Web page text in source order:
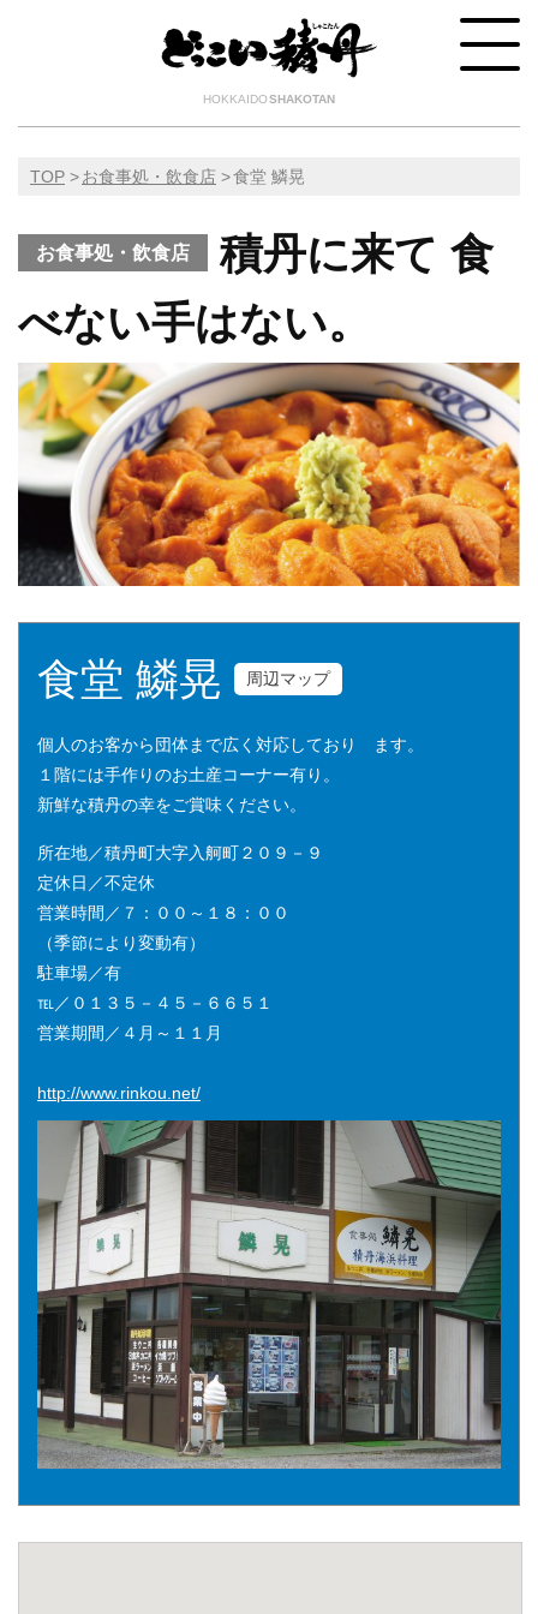
HOKKAIDOSHAKOTAN
TOP お食事処・飲食店 食堂 鱗晃
お食事処・飲食店
積丹に来て 食
べない手はない。
食堂 鱗晃 周辺マップ
個人のお客から団体まで広く対応しており ます。
１階には手作りのお土産コーナー有り。
新鮮な積丹の幸をご賞味ください。
所在地／積丹町大字入舸町２０９－９
定休日／不定休
営業時間／７：００～１８：００
（季節により変動有）
駐車場／有
℡／０１３５－４５－６６５１
営業期間／４月～１１月
http://www.rinkou.net/